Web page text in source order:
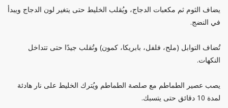
يضاف الثوم ثم مكعبات الدجاج، ويُقلب الخليط حتى يتغير لون الدجاج ويبدأ
في النضج.
تُضاف التوابل (ملح، فلفل، بابريكا، كمون) وتُقلب جيدًا حتى تتداخل
النكهات.
يصب عصير الطماطم مع صلصة الطماطم ويُترك الخليط على نار هادئة
لمدة 10 دقائق حتى يتسبك.